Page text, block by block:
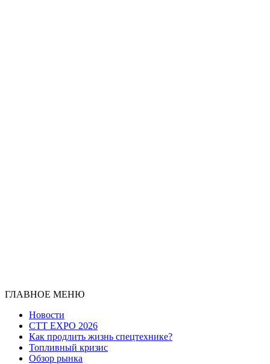
ГЛАВНОЕ МЕНЮ
Новости
CTT EXPO 2026
Как продлить жизнь спецтехнике?
Топливный кризис
Обзор рынка